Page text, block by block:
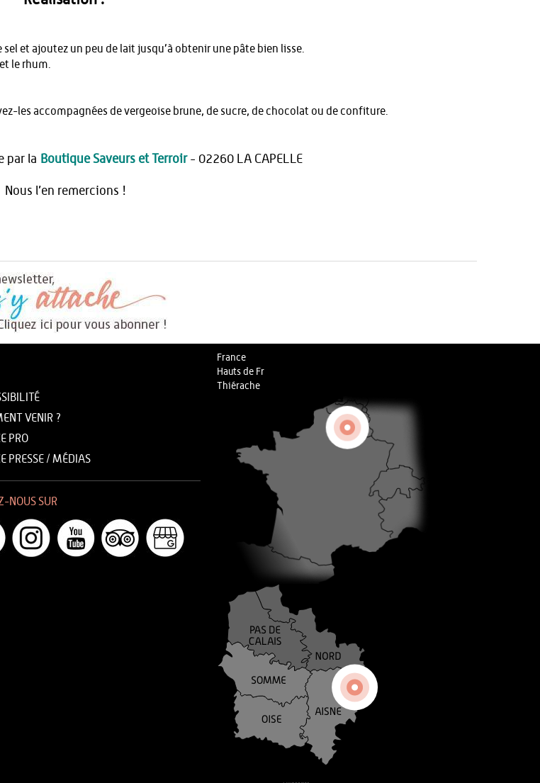
et ajoutez un peu de lait jusqu’à obtenir une pâte bien lisse.
le rhum.
les accompagnées de vergeoise brune, de sucre, de chocolat ou de confiture.
par la Boutique Saveurs et Terroir- 02260 LA CAPELLE
Nous l’en remercions !
VENIR ?
PRO
PRESSE / MÉDIAS
NOUS SUR
France
Hauts de Fr
Thiérache